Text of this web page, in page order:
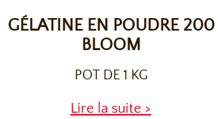
GÉLATINE EN POUDRE 200
BLOOM
POT DE 1 KG
Lire la suite >